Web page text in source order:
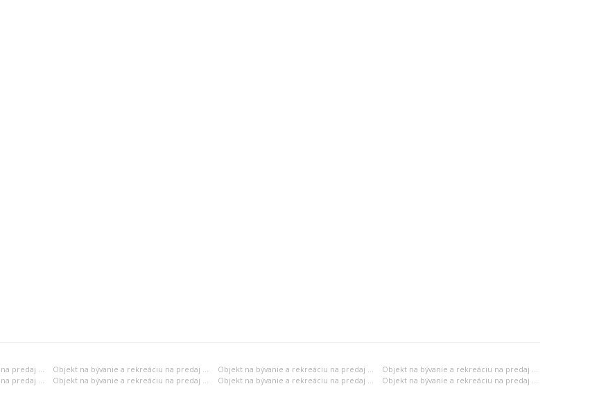
Objekt na bývanie a rekreáciu na predaj Bratislava Objekt na bývanie a rekreáciu na predaj Trnava Objekt na bývanie a rekreáciu na predaj Trenčín
Objekt na bývanie a rekreáciu na predaj Nitra
Objekt na bývanie a rekreáciu na predaj Žilina
Objekt na bývanie a rekreáciu na predaj Banská Bystrica Objekt na bývanie a rekreáciu na predaj Prešov Objekt na bývanie a rekreáciu na predaj Košice